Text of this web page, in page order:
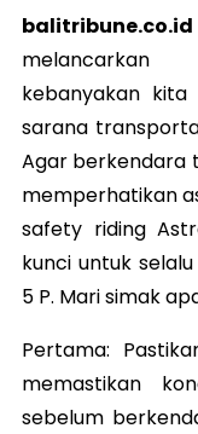
melancarkan
kebanyakan
sarana
Agar berkendara
memperhatikan
safety riding
kunci untuk
5 P. Mari simak
Pertama:
memastikan
sebelum